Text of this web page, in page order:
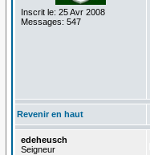
Inscrit le: 25 Avr 2008
Messages: 547
Revenir en haut
edeheusch
Seigneur